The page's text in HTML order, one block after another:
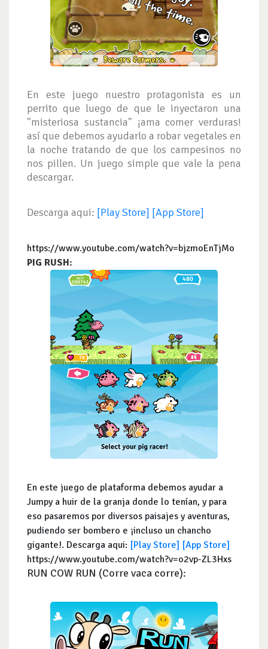
En este juego nuestro protagonista es un
perrito que luego de que le inyectaron una
"misteriosa sustancia" ¡ama comer verduras!
así que debemos ayudarlo a robar vegetales en
la noche tratando de que los campesinos no
nos pillen. Un juego simple que vale la pena
descargar.
Descarga aqui: [Play Store] [App Store]
https://www.youtube.com/watch?v=bjzmoEnTjMo
PIG RUSH:
En este juego de plataforma debemos ayudar a
Jumpy a huir de la granja donde lo tenían, y para
eso pasaremos por diversos paisajes y aventuras,
pudiendo ser bombero e ¡incluso un chancho
gigante!. Descarga aqui: [Play Store] [App Store]
https://www.youtube.com/watch?v=o2vp-ZL3Hxs
RUN COW RUN (Corre vaca corre):